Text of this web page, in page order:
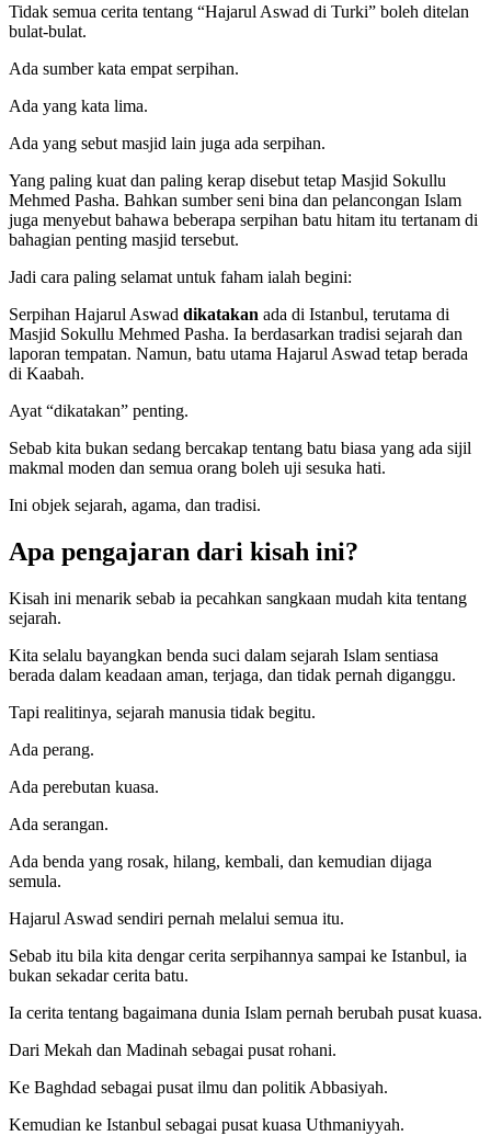
Tidak semua cerita tentang “Hajarul Aswad di Turki” boleh ditelan
bulat-bulat.
Ada sumber kata empat serpihan.
Ada yang kata lima.
Ada yang sebut masjid lain juga ada serpihan.
Yang paling kuat dan paling kerap disebut tetap Masjid Sokullu
Mehmed Pasha. Bahkan sumber seni bina dan pelancongan Islam
juga menyebut bahawa beberapa serpihan batu hitam itu tertanam di
bahagian penting masjid tersebut.
Jadi cara paling selamat untuk faham ialah begini:
Serpihan Hajarul Aswad dikatakan ada di Istanbul, terutama di
Masjid Sokullu Mehmed Pasha. Ia berdasarkan tradisi sejarah dan
laporan tempatan. Namun, batu utama Hajarul Aswad tetap berada
di Kaabah.
Ayat “dikatakan” penting.
Sebab kita bukan sedang bercakap tentang batu biasa yang ada sijil
makmal moden dan semua orang boleh uji sesuka hati.
Ini objek sejarah, agama, dan tradisi.
Apa pengajaran dari kisah ini?
Kisah ini menarik sebab ia pecahkan sangkaan mudah kita tentang
sejarah.
Kita selalu bayangkan benda suci dalam sejarah Islam sentiasa
berada dalam keadaan aman, terjaga, dan tidak pernah diganggu.
Tapi realitinya, sejarah manusia tidak begitu.
Ada perang.
Ada perebutan kuasa.
Ada serangan.
Ada benda yang rosak, hilang, kembali, dan kemudian dijaga
semula.
Hajarul Aswad sendiri pernah melalui semua itu.
Sebab itu bila kita dengar cerita serpihannya sampai ke Istanbul, ia
bukan sekadar cerita batu.
Ia cerita tentang bagaimana dunia Islam pernah berubah pusat kuasa.
Dari Mekah dan Madinah sebagai pusat rohani.
Ke Baghdad sebagai pusat ilmu dan politik Abbasiyah.
Kemudian ke Istanbul sebagai pusat kuasa Uthmaniyyah.